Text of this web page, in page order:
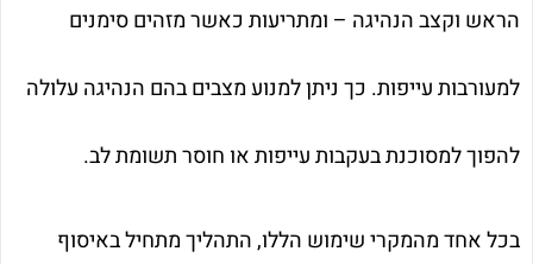
הראש וקצב הנהיגה – ומתריעות כאשר מזהים סימנים
למעורבות עייפות. כך ניתן למנוע מצבים בהם הנהיגה עלולה
להפוך למסוכנת בעקבות עייפות או חוסר תשומת לב.
בכל אחד מהמקרי שימוש הללו, התהליך מתחיל באיסוף